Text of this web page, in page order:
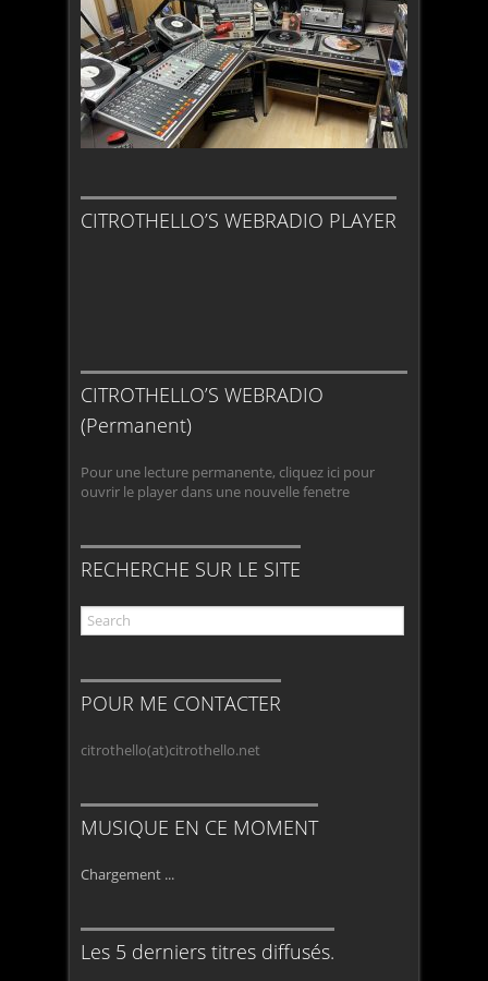
CITROTHELLO’S WEBRADIO PLAYER
CITROTHELLO’S WEBRADIO
(Permanent)
Pour une lecture permanente, cliquez ici pour
ouvrir le player dans une nouvelle fenetre
RECHERCHE SUR LE SITE
POUR ME CONTACTER
citrothello(at)citrothello.net
MUSIQUE EN CE MOMENT
Chargement ...
Les 5 derniers titres diffusés.